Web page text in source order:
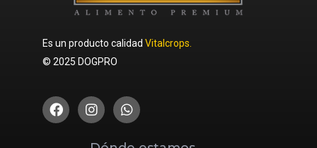
Es un producto calidad Vitalcrops.
© 2025 DOGPRO